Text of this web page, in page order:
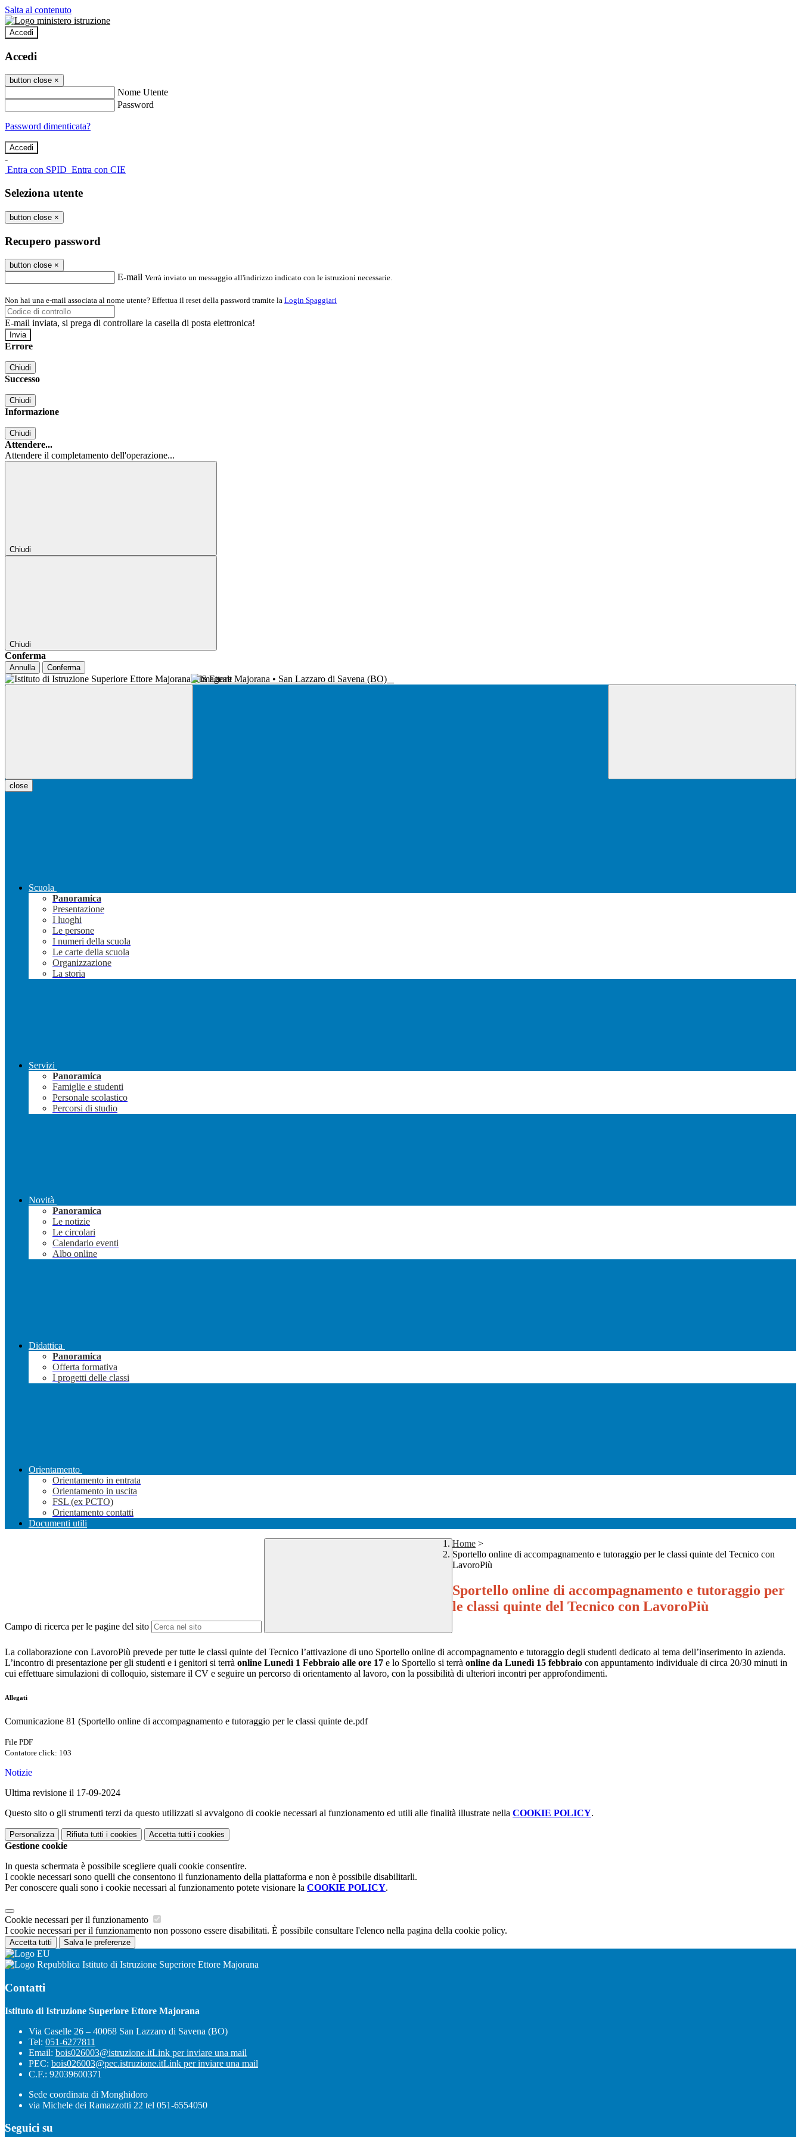
Salta al contenuto
Accedi
Accedi
button close ×
Nome Utente
Password
Password dimenticata?
-
Entra con SPID Entra con CIE
Seleziona utente
button close ×
Recupero password
button close ×
E-mail Verrà inviato un messaggio all'indirizzo indicato con le istruzioni necessarie.
Non hai una e-mail associata al nome utente? Effettua il reset della password tramite la Login Spaggiari
E-mail inviata, si prega di controllare la casella di posta elettronica!
Errore
Chiudi
Successo
Chiudi
Informazione
Chiudi
Attendere...
Attendere il completamento dell'operazione...
Chiudi
Chiudi
Conferma
Annulla Conferma
IIS Ettore Majorana • San Lazzaro di Savena (BO)
close
Scuola
Panoramica
Presentazione
I luoghi
Le persone
I numeri della scuola
Le carte della scuola
Organizzazione
La storia
Servizi
Panoramica
Famiglie e studenti
Personale scolastico
Percorsi di studio
Novità
Panoramica
Le notizie
Le circolari
Calendario eventi
Albo online
Didattica
Panoramica
Offerta formativa
I progetti delle classi
Orientamento
Orientamento in entrata
Orientamento in uscita
FSL (ex PCTO)
Orientamento contatti
Documenti utili
Campo di ricerca per le pagine del sito
Home >
Sportello online di accompagnamento e tutoraggio per le classi quinte del Tecnico con
LavoroPiù
Sportello online di accompagnamento e tutoraggio per
le classi quinte del Tecnico con LavoroPiù
La collaborazione con LavoroPiù prevede per tutte le classi quinte del Tecnico l’attivazione di uno Sportello online di accompagnamento e tutoraggio degli studenti dedicato al tema dell’inserimento in azienda.
L’incontro di presentazione per gli studenti e i genitori si terrà online Lunedì 1 Febbraio alle ore 17 e lo Sportello si terrà online da Lunedì 15 febbraio con appuntamento individuale di circa 20/30 minuti in
cui effettuare simulazioni di colloquio, sistemare il CV e seguire un percorso di orientamento al lavoro, con la possibilità di ulteriori incontri per approfondimenti.
Allegati
Comunicazione 81 (Sportello online di accompagnamento e tutoraggio per le classi quinte de.pdf
File PDF
Contatore click: 103
Notizie
Ultima revisione il 17-09-2024
Questo sito o gli strumenti terzi da questo utilizzati si avvalgono di cookie necessari al funzionamento ed utili alle finalità illustrate nella COOKIE POLICY.
Personalizza Rifiuta tutti i cookies Accetta tutti i cookies
Gestione cookie
In questa schermata è possibile scegliere quali cookie consentire.
I cookie necessari sono quelli che consentono il funzionamento della piattaforma e non è possibile disabilitarli.
Per conoscere quali sono i cookie necessari al funzionamento potete visionare la COOKIE POLICY.
Cookie necessari per il funzionamento
I cookie necessari per il funzionamento non possono essere disabilitati. È possibile consultare l'elenco nella pagina della cookie policy.
Accetta tutti Salva le preferenze
Istituto di Istruzione Superiore Ettore Majorana
Contatti
Istituto di Istruzione Superiore Ettore Majorana
Via Caselle 26 – 40068 San Lazzaro di Savena (BO)
Tel: 051-6277811
Email: bois026003@istruzione.itLink per inviare una mail
PEC: bois026003@pec.istruzione.itLink per inviare una mail
C.F.: 92039600371
Sede coordinata di Monghidoro
via Michele dei Ramazzotti 22 tel 051-6554050
Seguici su